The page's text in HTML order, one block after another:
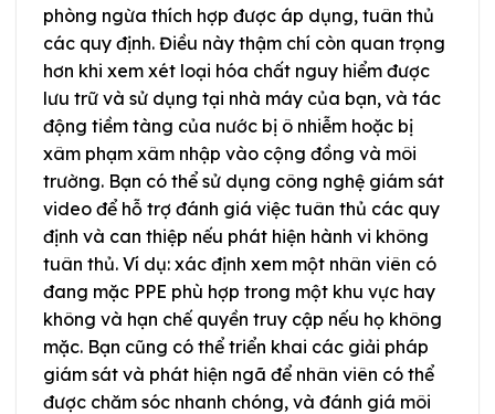
phòng ngừa thích hợp được áp dụng, tuân thủ
các quy định. Điều này thậm chí còn quan trọng
hơn khi xem xét loại hóa chất nguy hiểm được
lưu trữ và sử dụng tại nhà máy của bạn, và tác
động tiềm tàng của nước bị ô nhiễm hoặc bị
xâm phạm xâm nhập vào cộng đồng và môi
trường. Bạn có thể sử dụng công nghệ giám sát
video để hỗ trợ đánh giá việc tuân thủ các quy
định và can thiệp nếu phát hiện hành vi không
tuân thủ. Ví dụ: xác định xem một nhân viên có
đang mặc PPE phù hợp trong một khu vực hay
không và hạn chế quyền truy cập nếu họ không
mặc. Bạn cũng có thể triển khai các giải pháp
giám sát và phát hiện ngã để nhân viên có thể
được chăm sóc nhanh chóng, và đánh giá môi